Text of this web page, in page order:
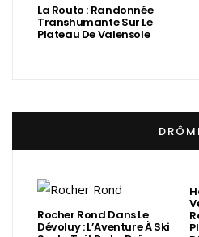
La Routo : Randonnée
Transhumante Sur Le
Plateau De Valensole
Rocher Rond Dans Le
Dévoluy : L’Aventure À Ski